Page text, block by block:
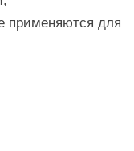
применяются для